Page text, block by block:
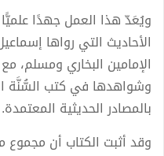
ويُعَدّ هذا العمل جهدًا
الأحاديث التي رواها
الإمامين البخاري ومسلم،
وشواهدها في كتب السُّنَّة
بالمصادر الحديثية المعتمدة.
وقد أثبت الكتاب أن مجموع